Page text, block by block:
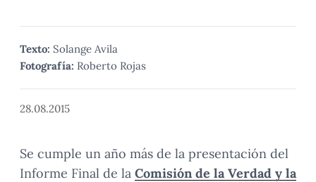
Texto: Solange Avila
Fotografía: Roberto Rojas
28.08.2015
Se cumple un año más de la presentación del
Informe Final de la Comisión de la Verdad y la